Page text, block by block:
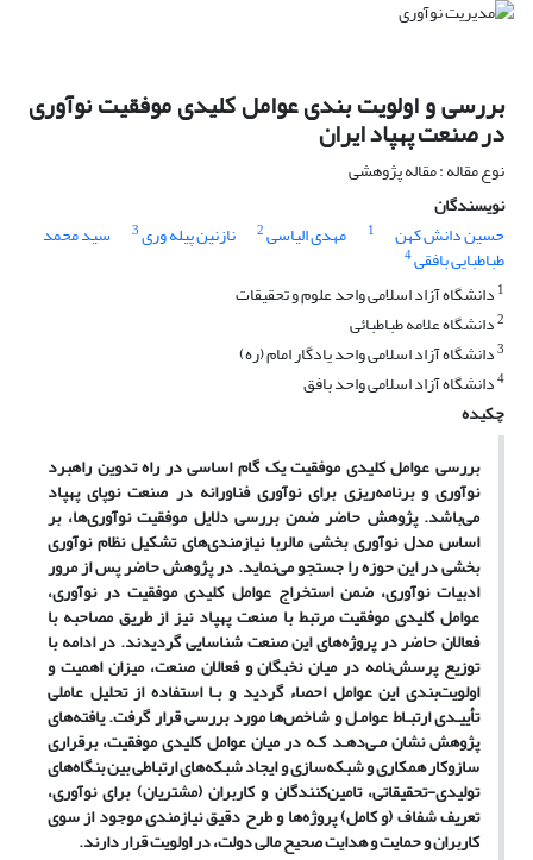
بررسی و اولویت بندی عوامل کلیدی موفقیت نوآوری
در صنعت پهپاد ایران
نوع مقاله : مقاله پژوهشی
نویسندگان
حسین دانش کهن
1 مهدی الیاسی2 نازنین پیله وری3 سید محمد
طباطبایی بافقی4
1 دانشگاه آزاد اسلامی واحد علوم و تحقیقات
2دانشگاه علامه طباطبائی
3دانشگاه آزاد اسلامی واحد یادگار امام (ره)
4دانشگاه آزاد اسلامی واحد بافق
چکیده
بررسی عوامل کلیدی موفقیت یک گام اساسی در راه تدوین راهبرد
نوآوری و برنامهریزی برای نوآوری فناورانه در صنعت نوپای پهپاد
میباشد. پژوهش حاضر ضمن بررسی دلایل موفقیت نوآوریها، بر
اساس مدل نوآوری بخشی مالربا نیازمندیهای تشکیل نظام نوآوری
بخشی در این حوزه را جستجو مینماید. در پژوهش حاضر پس از مرور
ادبیات نوآوری، ضمن استخراج عوامل کلیدی موفقیت در نوآوری،
عوامل کلیدی موفقیت مرتبط با صنعت پهپاد نیز از طریق مصاحبه با
فعالان حاضر در پروژه‌های این صنعت شناسایی گردیدند. در ادامه با
توزیع پرسش‌نامه در میان نخبگان و فعالان صنعت، میزان اهمیت و
اولویت‌بندی این عوامل احصاء گردید و بـا استفاده از تحلیل عاملی
تأییـدی ارتبـاط عوامـل و شاخص‌ها مورد بررسی قرار گرفت. یافته‌های
پژوهش نشان مـی‌دهـد کـه در میان عوامل کلیدی موفقیت، برقراری
سازوکار همکاری و شبکه‌سازی و ایجاد شبکه‌های ارتباطی بین بنگاه‌های
تولیدی-تحقیقاتی، تامین‌کنندگان و کاربران (مشتریان) برای نوآوری،
تعریف شفاف (و کامل) پروژه‌ها و طرح دقیق نیازمندی موجود از سوی
کاربران و حمایت و هدایت صحیح مالی دولت، در اولویت قرار دارند.